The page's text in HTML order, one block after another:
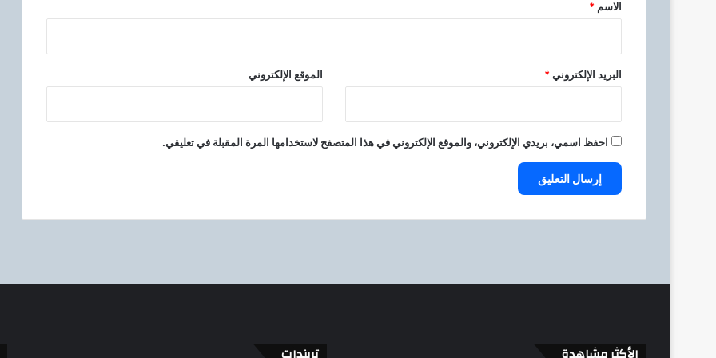
الاسم *
البريد الإلكتروني* الموقع الإلكتروني
احفظ اسمي، بريدي الإلكتروني، والموقع الإلكتروني في هذا المتصفح لاستخدامها المرة المقبلة في تعليقي.